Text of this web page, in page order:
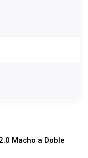
Macho a Doble